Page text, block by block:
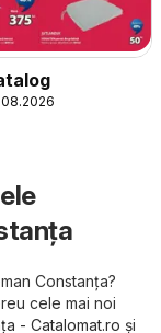
Constanța?
cele mai noi
- Catalomat.ro și